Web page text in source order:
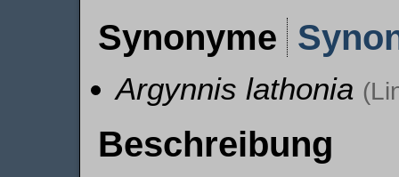
Synonyme
Argynnis lathonia
Beschreibung